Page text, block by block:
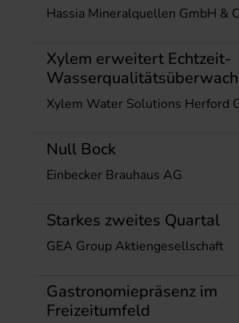
Hassia Mineralquellen GmbH &
Xylem erweitert Echtzeit-
Xylem Water Solutions Herford
Null Bock
Einbecker Brauhaus AG
Starkes zweites Quartal
GEA Group Aktiengesellschaft
Gastronomiepräsenz im
Freizeitumfeld